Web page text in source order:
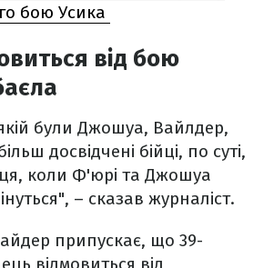
бою Усика
від бою
були Джошуа, Вайлдер,
досвідчені бійці, по суті,
коли Ф'юрі та Джошуа
– сказав журналіст.
припускає, що 39-